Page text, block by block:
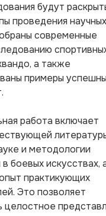
будут
проведения научных
современные
а также
примеры
работа включает
и методологии
боевых искусствах,
практикующих
Это позволяет
целостное